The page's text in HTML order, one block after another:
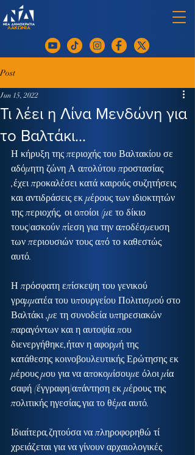
Post
Τι λέει η Λίνα Μενδώνη για
το Βαλτάκι…
Jun 15, 2022
Η κήρυξη της περιοχής του Βαλτακίου σε
αδόμητη ζώνη Α απολύτου προστασίας
,έχει προκαλέσει κατά καιρούς συζητήσεις
και αντιδράσεις εκ μέρους των ιδιοκτητών
της περιοχής, οι οποίοι (με το δίκιο
τους)ασκούν πίεση για την αποδέσμευση
των περιουσιών τους από το καθεστώς
αυτό.
Η πρόσφατη επίσκεψη του γενικού
γραμματέα του υπουργείου Πολιτισμού στο
Βαλτάκι ,με τη συνοδεία υπηρεσιακών
παραγόντων και η αυτοψία που
διενεργήθηκε,ήταν η αφορμή της
κατάθεσης κοινοβουλευτικής Ερώτησης εκ
μέρους μου για να αποκομίσουμε όλοι μία
σαφή (έγγραφη)απάντηση εκ μέρους της
πολιτικής ηγεσίας,για το θέμα αυτό.
Ιδιαίτερα,ζητούσα να πληροφορηθώ τί
χρειάζεται για να γίνουν αρχαιολογικές